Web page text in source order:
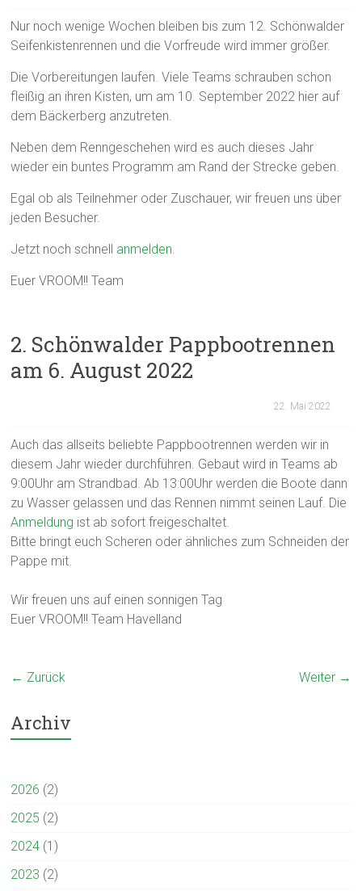
Nur noch wenige Wochen bleiben bis zum 12. Schönwalder
Seifenkistenrennen und die Vorfreude wird immer größer.
Die Vorbereitungen laufen. Viele Teams schrauben schon
fleißig an ihren Kisten, um am 10. September 2022 hier auf
dem Bäckerberg anzutreten.
Neben dem Renngeschehen wird es auch dieses Jahr
wieder ein buntes Programm am Rand der Strecke geben.
Egal ob als Teilnehmer oder Zuschauer, wir freuen uns über
jeden Besucher.
Jetzt noch schnell anmelden.
Euer VROOM!! Team
2. Schönwalder Pappbootrennen
am 6. August 2022
22. Mai 2022
Auch das allseits beliebte Pappbootrennen werden wir in
diesem Jahr wieder durchführen. Gebaut wird in Teams ab
9:00Uhr am Strandbad. Ab 13:00Uhr werden die Boote dann
zu Wasser gelassen und das Rennen nimmt seinen Lauf. Die
Anmeldung ist ab sofort freigeschaltet.
Bitte bringt euch Scheren oder ähnliches zum Schneiden der
Pappe mit.
Wir freuen uns auf einen sonnigen Tag
Euer VROOM!! Team Havelland
← Zurück Weiter →
Archiv
2026 (2)
2025 (2)
2024 (1)
2023 (2)